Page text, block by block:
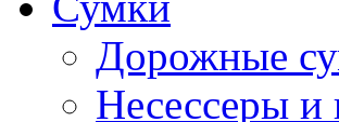
Дорожные
Несессеры и